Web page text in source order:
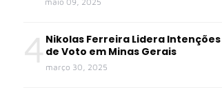
4 Nikolas Ferreira Lidera Intenções
de Voto em Minas Gerais
março 30, 2025